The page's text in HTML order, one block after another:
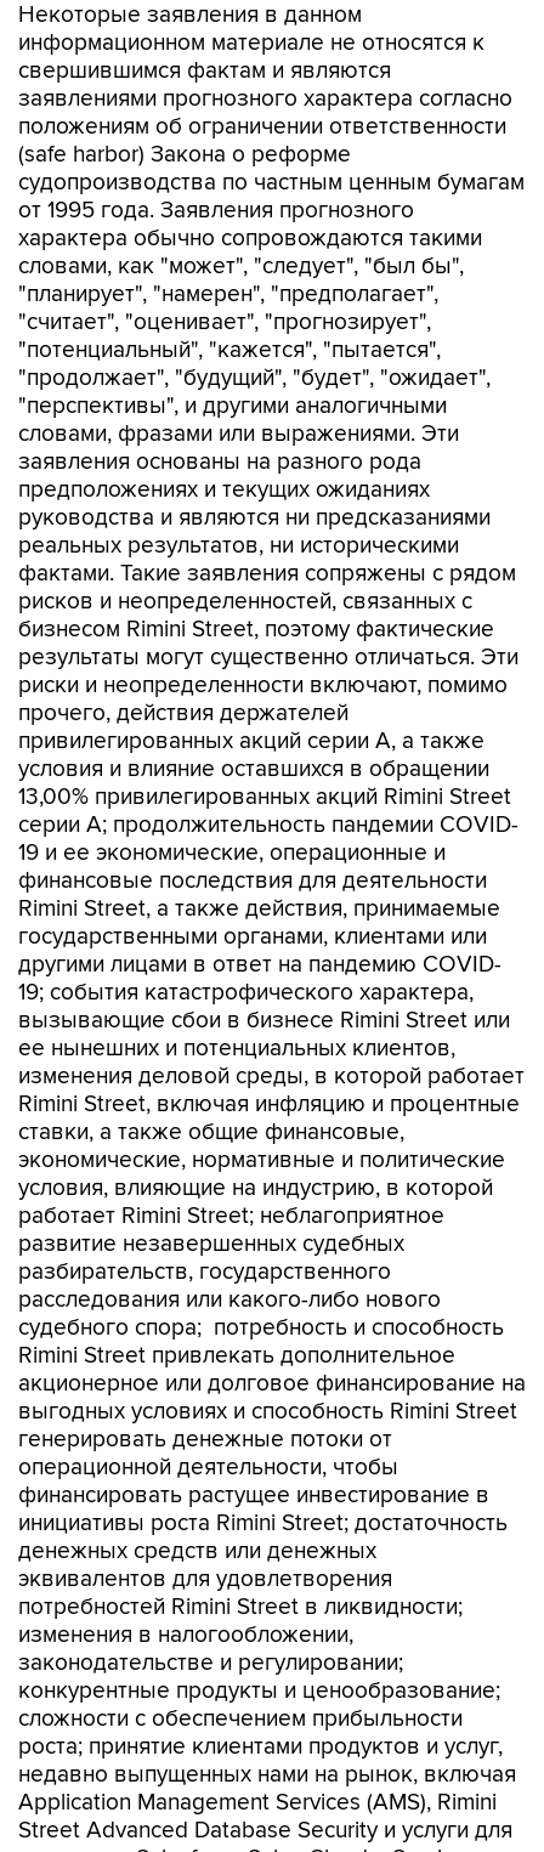
Некоторые заявления в данном
информационном материале не относятся к
свершившимся фактам и являются
заявлениями прогнозного характера согласно
положениям об ограничении ответственности
(safe harbor) Закона о реформе
судопроизводства по частным ценным бумагам
от 1995 года. Заявления прогнозного
характера обычно сопровождаются такими
словами, как "может", "следует", "был бы",
"планирует", "намерен", "предполагает",
"считает", "оценивает", "прогнозирует",
"потенциальный", "кажется", "пытается",
"продолжает", "будущий", "будет", "ожидает",
"перспективы", и другими аналогичными
словами, фразами или выражениями. Эти
заявления основаны на разного рода
предположениях и текущих ожиданиях
руководства и являются ни предсказаниями
реальных результатов, ни историческими
фактами. Такие заявления сопряжены с рядом
рисков и неопределенностей, связанных с
бизнесом Rimini Street, поэтому фактические
результаты могут существенно отличаться. Эти
риски и неопределенности включают, помимо
прочего, действия держателей
привилегированных акций серии A, а также
условия и влияние оставшихся в обращении
13,00% привилегированных акций Rimini Street
серии A; продолжительность пандемии COVID-
19 и ее экономические, операционные и
финансовые последствия для деятельности
Rimini Street, а также действия, принимаемые
государственными органами, клиентами или
другими лицами в ответ на пандемию COVID-
19; события катастрофического характера,
вызывающие сбои в бизнесе Rimini Street или
ее нынешних и потенциальных клиентов,
изменения деловой среды, в которой работает
Rimini Street, включая инфляцию и процентные
ставки, а также общие финансовые,
экономические, нормативные и политические
условия, влияющие на индустрию, в которой
работает Rimini Street; неблагоприятное
развитие незавершенных судебных
разбирательств, государственного
расследования или какого-либо нового
судебного спора; потребность и способность
Rimini Street привлекать дополнительное
акционерное или долговое финансирование на
выгодных условиях и способность Rimini Street
генерировать денежные потоки от
операционной деятельности, чтобы
финансировать растущее инвестирование в
инициативы роста Rimini Street; достаточность
денежных средств или денежных
эквивалентов для удовлетворения
потребностей Rimini Street в ликвидности;
изменения в налогообложении,
законодательстве и регулировании;
конкурентные продукты и ценообразование;
сложности с обеспечением прибыльности
роста; принятие клиентами продуктов и услуг,
недавно выпущенных нами на рынок, включая
Application Management Services (AMS), Rimini
Street Advanced Database Security и услуги для